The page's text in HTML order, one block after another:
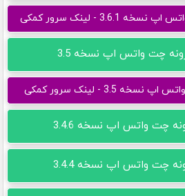
- لینک سرور کمکی
چت واتس اپ نسخه 3.5
3.5 - لینک سرور کمکی
چت واتس اپ نسخه 3.4.6
چت واتس اپ نسخه 3.4.4